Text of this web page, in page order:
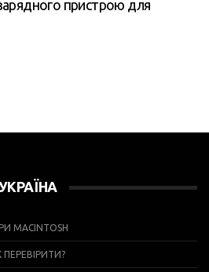
пристрою для
MACINTOSH
ПЕРЕВІРИТИ?